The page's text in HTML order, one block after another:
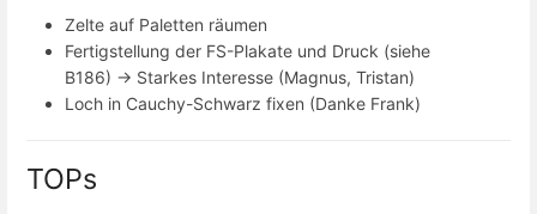
Zelte auf Paletten räumen
Fertigstellung der FS-Plakate und Druck (siehe
B186) -> Starkes Interesse (Magnus, Tristan)
Loch in Cauchy-Schwarz fixen (Danke Frank)
TOPs